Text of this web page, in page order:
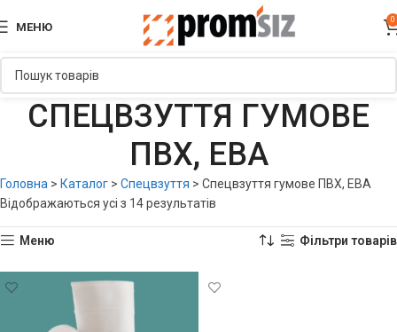
МЕНЮ
0
СПЕЦВЗУТТЯ ГУМОВЕ
ПВХ, ЕВА
Головна > Каталог > Спецвзуття > Спецвзуття гумове ПВХ, ЕВА
Відображаються усі з 14 результатів
Меню Фільтри товарів